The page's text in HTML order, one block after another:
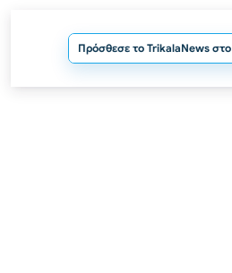
Πρόσθεσε το TrikalaNews στο